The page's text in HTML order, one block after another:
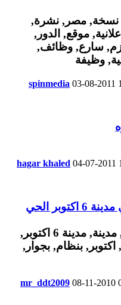
spinmedia 03-08-2011
hagar khaled 04-07-2011
مطلوب 2 عامل نظافة في مدينة 6 اكتوبر الحي
mr_ddt2009 08-11-2010